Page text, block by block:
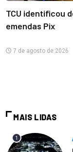
TCU identificou
emendas Pix
7 de agosto de 2026
MAIS LIDAS
1